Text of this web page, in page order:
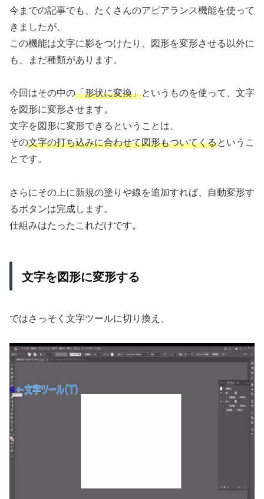
今までの記事でも、たくさんのアピアランス機能を使って
きましたが、
この機能は文字に影をつけたり、図形を変形させる以外に
も、まだ種類があります。
今回はその中の「形状に変換」というものを使って、文字
を図形に変形させます。
文字を図形に変形できるということは、
その文字の打ち込みに合わせて図形もついてくるというこ
とです。
さらにその上に新規の塗りや線を追加すれば、自動変形す
るボタンは完成します。
仕組みはたったこれだけです。
文字を図形に変形する
ではさっそく文字ツールに切り換え、